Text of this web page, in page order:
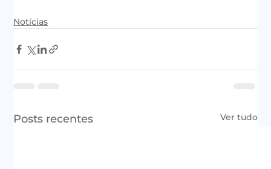
Notícias
Posts recentes Ver tudo